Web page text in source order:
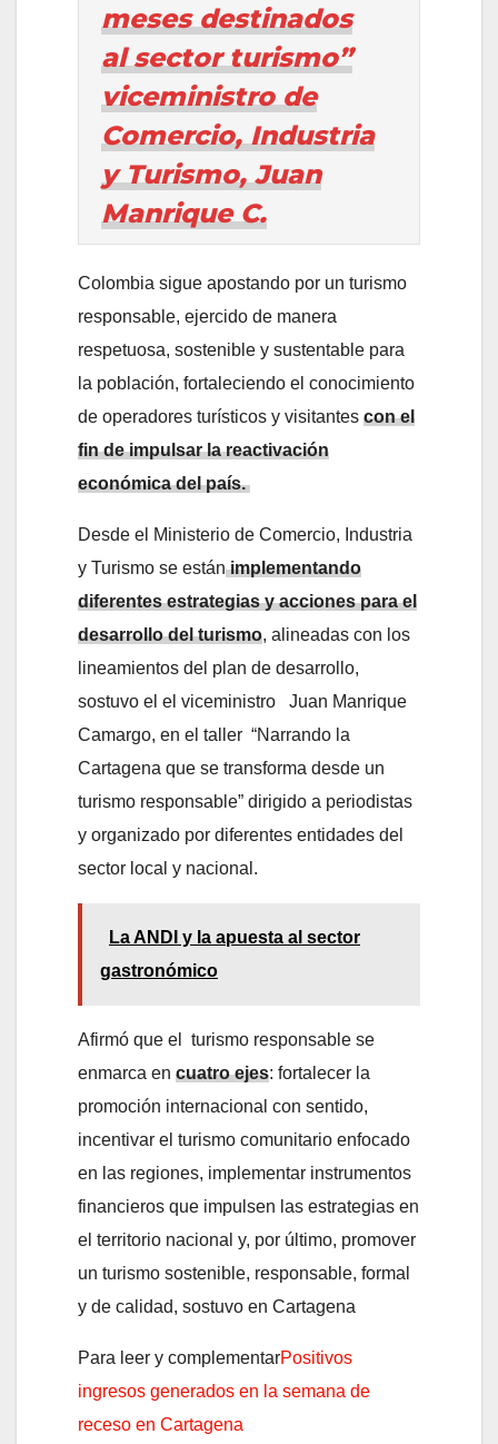
meses destinados
al sector turismo”
viceministro de
Comercio, Industria
y Turismo, Juan
Manrique C.
Colombia sigue apostando por un turismo
responsable, ejercido de manera
respetuosa, sostenible y sustentable para
la población, fortaleciendo el conocimiento
de operadores turísticos y visitantes con el
fin de impulsar la reactivación
económica del país.
Desde el Ministerio de Comercio, Industria
y Turismo se estánimplementando
diferentes estrategias y acciones para el
desarrollo del turismo, alineadas con los
lineamientos del plan de desarrollo,
sostuvo el el viceministro Juan Manrique
Camargo, en el taller “Narrando la
Cartagena que se transforma desde un
turismo responsable” dirigido a periodistas
y organizado por diferentes entidades del
sector local y nacional.
La ANDI y la apuesta al sector
gastronómico
Afirmó que el turismo responsable se
enmarca en cuatro ejes: fortalecer la
promoción internacional con sentido,
incentivar el turismo comunitario enfocado
en las regiones, implementar instrumentos
financieros que impulsen las estrategias en
el territorio nacional y, por último, promover
un turismo sostenible, responsable, formal
y de calidad, sostuvo en Cartagena
Para leer y complementarPositivos
ingresos generados en la semana de
receso en Cartagena